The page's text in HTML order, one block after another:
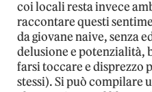
coi locali resta invece
raccontare questi
da giovane naive, senza
delusione e potenzialità,
farsi toccare e disprezzo
stessi). Si può compilare